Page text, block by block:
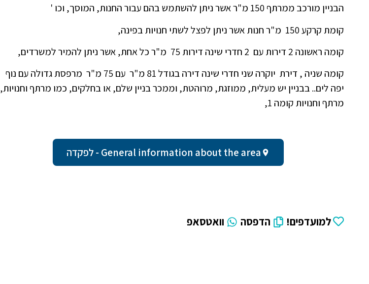
הבניין מורכב ממרתף 150 מ"ר אשר ניתן להשתמש בהם עבור החנות, המוסך, וכו '
קומת קרקע 150 מ"ר חנות אשר ניתן לפצל לשתי חנויות בפינה,
קומה ראשונה 2 דירות עם 2 חדרי שינה דירות 75 מ"ר כל אחת, אשר ניתן להמיר למשרדים,
קומה שניה , דירת יוקרה שני חדרי שינה דירה בגודל 81 מ"ר עם 75 מ"ר מרפסת גדולה עם נוף
יפה לים.. בבניין יש מעלית, ממוזגת, מרוהטת, וממכר בניין שלם, או בחלקים, כמו מרתף וחנויות,
מרתף וחנויות קומה 1,
General information about the area - לפקדה
למועדפים! הדפסה וואטסאפ